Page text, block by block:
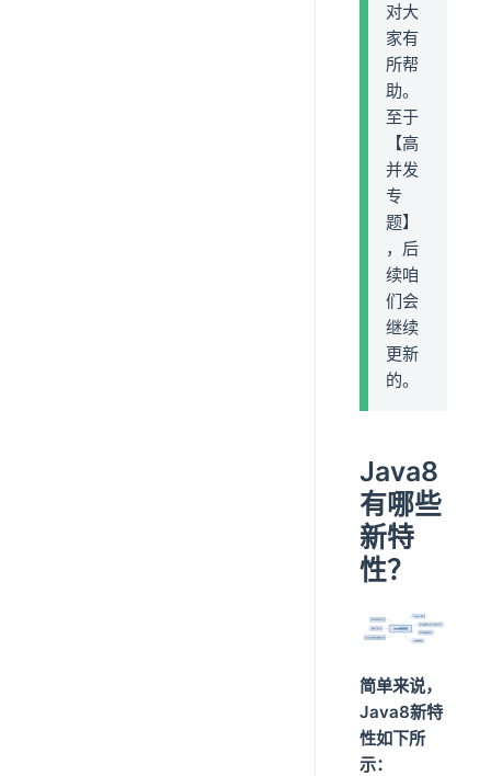
对大
家有
所帮
助。
至于
【高
并发
专
题】
，后
续咱
们会
继续
更新
的。
Java8
有哪些
新特
性？
简单来说，
Java8新特
性如下所
示：